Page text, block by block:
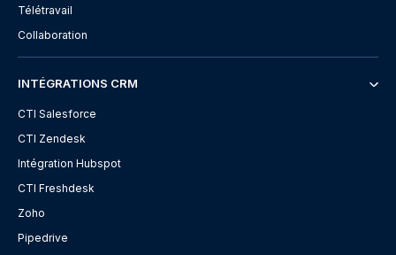
Télétravail
Collaboration
INTÉGRATIONS CRM
CTI Salesforce
CTI Zendesk
Intégration Hubspot
CTI Freshdesk
Zoho
Pipedrive